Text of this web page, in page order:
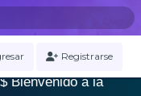
Registrarse
.
Bienvenido a la